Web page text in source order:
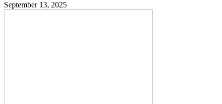
September 13, 2025